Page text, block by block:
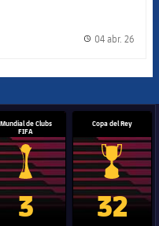
04 abr. 26
de Campeones
Mundial de Clubs
FIFA
Trofeo del Mundial de
3
Copa del Rey
Copa del
32